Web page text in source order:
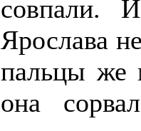
совпали.
Ярослава
пальцы же
она